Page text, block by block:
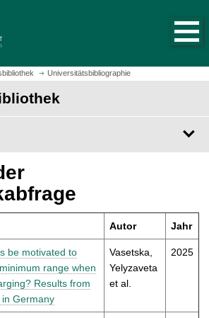
Universitätsbibliographie
Autor Jahr
be motivated to
range when
Results from
Germany
Vasetska,
Yelyzaveta
et al.
2025